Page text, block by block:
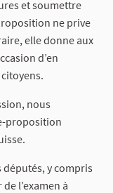
et soumettre
ne prive
elle donne aux
d’en
nous
proposition
députés, y compris
l’examen à